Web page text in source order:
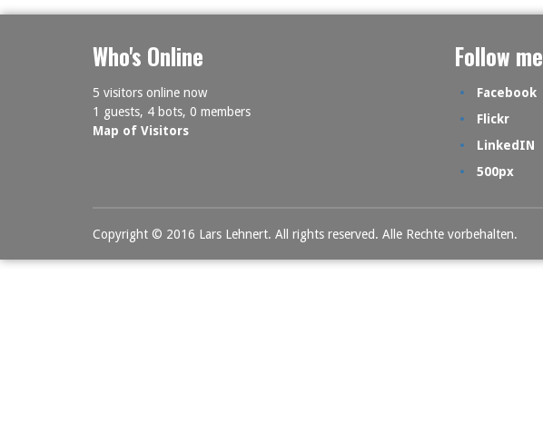
Who's Online
5 visitors online now
1 guests, 4 bots, 0 members
Map of Visitors
Follow me
Facebook
Flickr
LinkedIN
500px
Copyright © 2016 Lars Lehnert. All rights reserved. Alle Rechte vorbehalten.